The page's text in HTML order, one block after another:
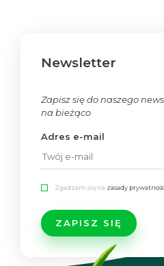
Newsletter
Zapisz się do naszego
na bieżąco
Adres e-mail
Zgadzam się na zasady